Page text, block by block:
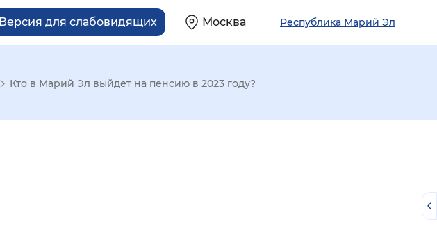
Версия для слабовидящих Москва Республика Марий Эл
Кто в Марий Эл выйдет на пенсию в 2023 году?